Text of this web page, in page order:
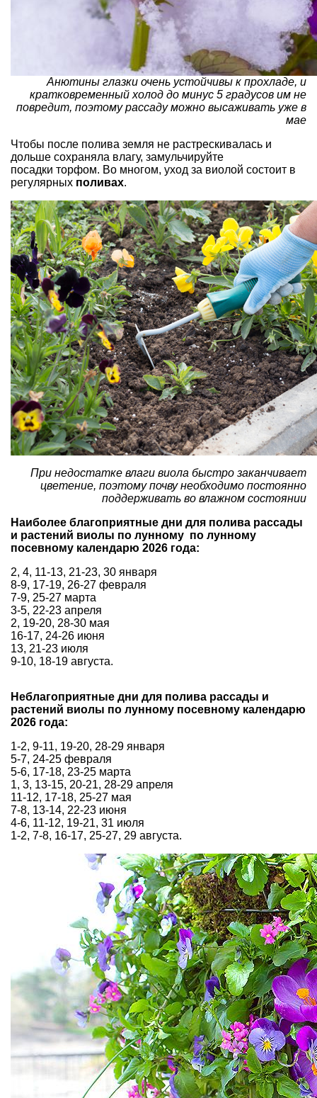
Анютины глазки очень устойчивы к прохладе, и
кратковременный холод до минус 5 градусов им не
повредит, поэтому рассаду можно высаживать уже в
мае
Чтобы после полива земля не растрескивалась и
дольше сохраняла влагу, замульчируйте
посадки торфом. Во многом, уход за виолой состоит в
регулярных поливах.
При недостатке влаги виола быстро заканчивает
цветение, поэтому почву необходимо постоянно
поддерживать во влажном состоянии
Наиболее благоприятные дни для полива рассады
и растений виолы по лунному по лунному
посевному календарю 2026 года:
2, 4, 11-13, 21-23, 30 января
8-9, 17-19, 26-27 февраля
7-9, 25-27 марта
3-5, 22-23 апреля
2, 19-20, 28-30 мая
16-17, 24-26 июня
13, 21-23 июля
9-10, 18-19 августа.
Неблагоприятные дни для полива рассады и
растений виолы по лунному посевному календарю
2026 года:
1-2, 9-11, 19-20, 28-29 января
5-7, 24-25 февраля
5-6, 17-18, 23-25 марта
1, 3, 13-15, 20-21, 28-29 апреля
11-12, 17-18, 25-27 мая
7-8, 13-14, 22-23 июня
4-6, 11-12, 19-21, 31 июля
1-2, 7-8, 16-17, 25-27, 29 августа.